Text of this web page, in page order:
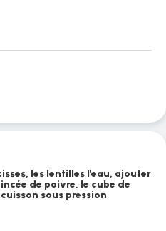
les lentilles l'eau, ajouter
de poivre, le cube de
sous pression